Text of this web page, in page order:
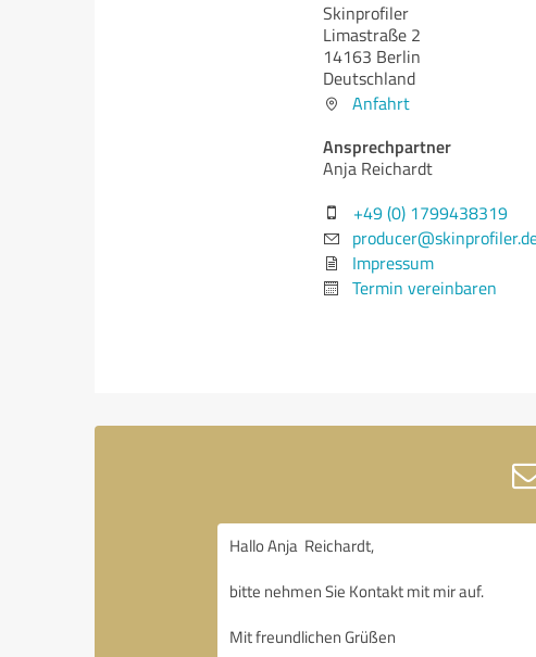
Skinprofiler
Limastraße 2
14163 Berlin
Deutschland
Anfahrt
Ansprechpartner
Anja Reichardt
+49 (0) 1799438319
Impressum
Termin vereinbaren